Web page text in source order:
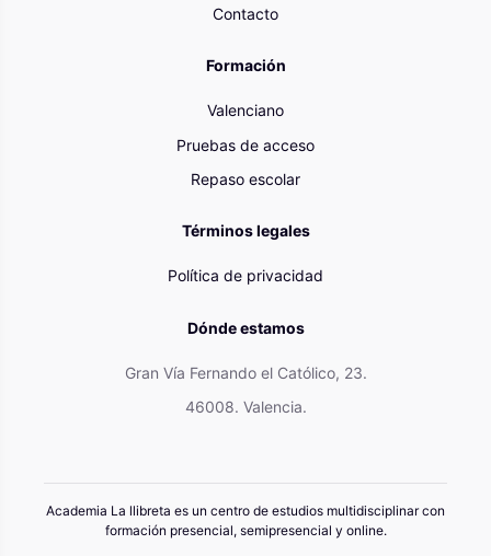
Contacto
Formación
Valenciano
Pruebas de acceso
Repaso escolar
Términos legales
Política de privacidad
Dónde estamos
Gran Vía Fernando el Católico, 23.
46008. Valencia.
Academia La llibreta es un centro de estudios multidisciplinar con
formación presencial, semipresencial y online.